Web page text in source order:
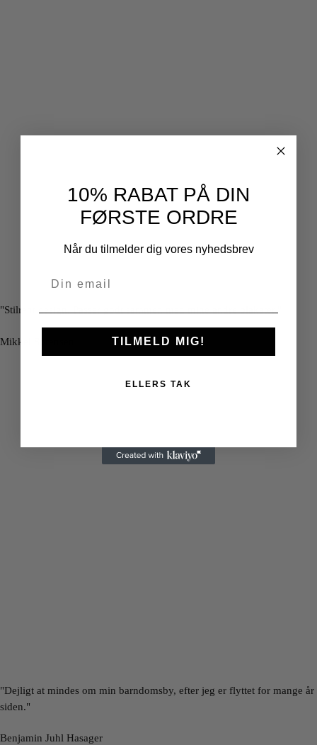
"Stilrent design. Passer godt sammen med mine andre plakater."
Mikkel Sørensen
"Dejligt at mindes om min barndomsby, efter jeg er flyttet for mange år
siden."
Benjamin Juhl Hasager
10% RABAT PÅ DIN
FØRSTE ORDRE
Når du tilmelder dig vores nyhedsbrev
TILMELD MIG!
ELLERS TAK